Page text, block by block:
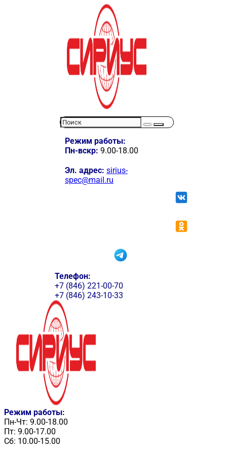
Режим работы:
Пн-вскр: 9.00-18.00
Эл. адрес: sirius-
spec@mail.ru
Телефон:
+7 (846) 221-00-70
+7 (846) 243-10-33
Режим работы:
Пн-Чт: 9.00-18.00
Пт: 9.00-17.00
Сб: 10.00-15.00